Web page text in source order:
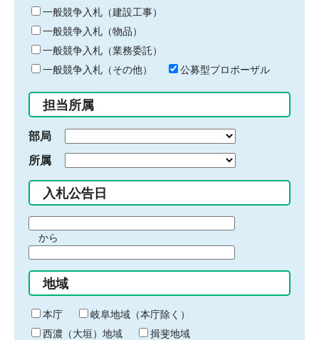
キ
ー
ワ
ー
ド
入
力
一般競争入札（建設工事）
一般競争入札（物品）
一般競争入札（業務委託）
一般競争入札（その他）
公募型プロポーザル
担当所属
部局
所属
入札公告日
間
始
り
から
間
終
わ
り
地域
本庁
岐阜地域（本庁除く）
西濃（大垣）地域
揖斐地域